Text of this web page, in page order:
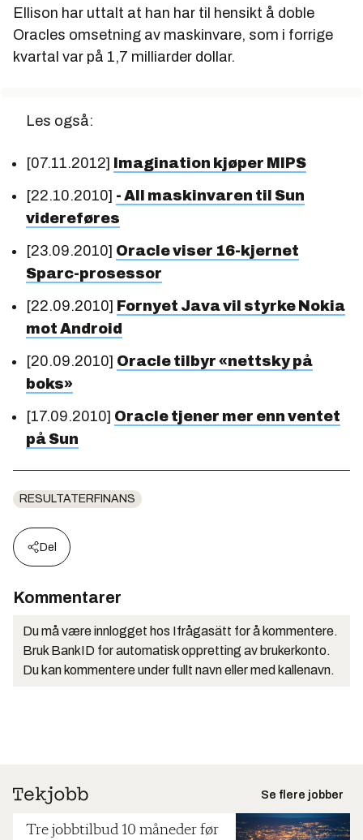
Ellison har uttalt at han har til hensikt å doble
Oracles omsetning av maskinvare, som i forrige
kvartal var på 1,7 milliarder dollar.
Les også:
[07.11.2012] Imagination kjøper MIPS
[22.10.2010] - All maskinvaren til Sun
videreføres
[23.09.2010] Oracle viser 16-kjernet
Sparc-prosessor
[22.09.2010] Fornyet Java vil styrke Nokia
mot Android
[20.09.2010] Oracle tilbyr «nettsky på
boks»
[17.09.2010] Oracle tjener mer enn ventet
på Sun
RESULTATERFINANS
Del
Kommentarer
Du må være innlogget hos Ifrågasätt for å kommentere.
Bruk BankID for automatisk oppretting av brukerkonto.
Du kan kommentere under fullt navn eller med kallenavn.
Se flere jobber
Tre jobbtilbud 10 måneder før